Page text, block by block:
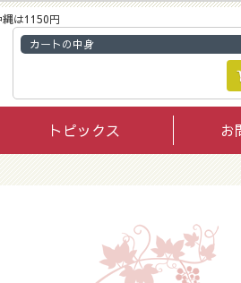
は1150円
カートの中身
トピックス お